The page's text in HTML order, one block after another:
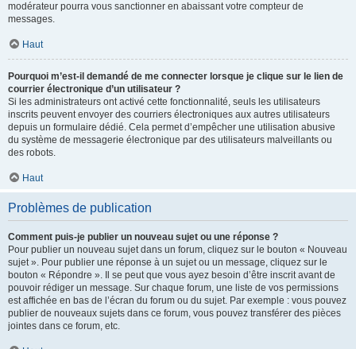
modérateur pourra vous sanctionner en abaissant votre compteur de
messages.
Haut
Pourquoi m’est-il demandé de me connecter lorsque je clique sur le lien de
courrier électronique d’un utilisateur ?
Si les administrateurs ont activé cette fonctionnalité, seuls les utilisateurs
inscrits peuvent envoyer des courriers électroniques aux autres utilisateurs
depuis un formulaire dédié. Cela permet d’empêcher une utilisation abusive
du système de messagerie électronique par des utilisateurs malveillants ou
des robots.
Haut
Problèmes de publication
Comment puis-je publier un nouveau sujet ou une réponse ?
Pour publier un nouveau sujet dans un forum, cliquez sur le bouton « Nouveau
sujet ». Pour publier une réponse à un sujet ou un message, cliquez sur le
bouton « Répondre ». Il se peut que vous ayez besoin d’être inscrit avant de
pouvoir rédiger un message. Sur chaque forum, une liste de vos permissions
est affichée en bas de l’écran du forum ou du sujet. Par exemple : vous pouvez
publier de nouveaux sujets dans ce forum, vous pouvez transférer des pièces
jointes dans ce forum, etc.